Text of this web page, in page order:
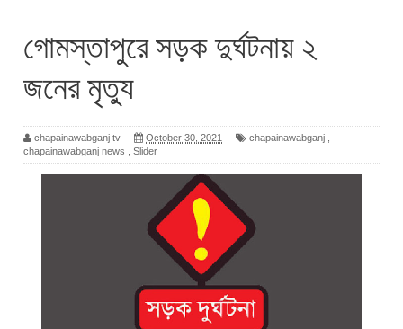
গোমস্তাপুরে সড়ক দুর্ঘটনায় ২
জনের মৃত্যু
chapainawabganj tv October 30, 2021 chapainawabganj
chapainawabganj news
Slider